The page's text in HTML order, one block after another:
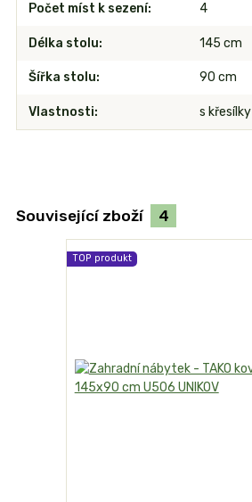
Počet míst k sezení 4
Délka stolu 145 cm
Šířka stolu 90 cm
Vlastnosti s křesílky
Související zboží 4
TOP produkt